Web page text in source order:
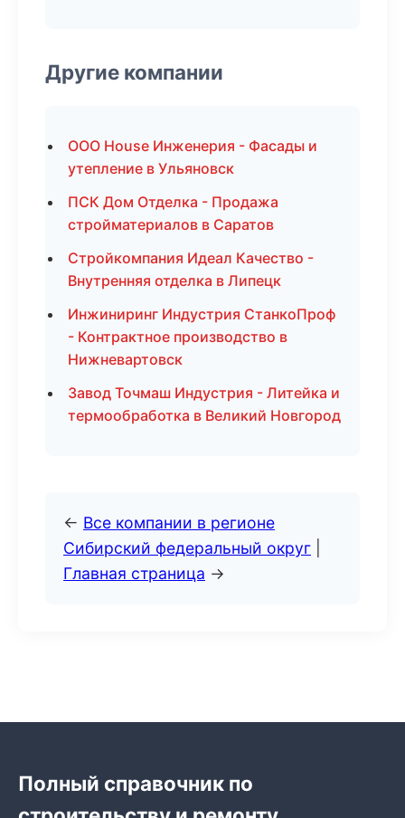
Другие компании
ООО House Инженерия - Фасады и
утепление в Ульяновск
ПСК Дом Отделка - Продажа
стройматериалов в Саратов
Стройкомпания Идеал Качество -
Внутренняя отделка в Липецк
Инжиниринг Индустрия СтанкоПроф
- Контрактное производство в
Нижневартовск
Завод Точмаш Индустрия - Литейка и
термообработка в Великий Новгород
← Все компании в регионе
Сибирский федеральный округ
Главная страница →
Полный справочник по